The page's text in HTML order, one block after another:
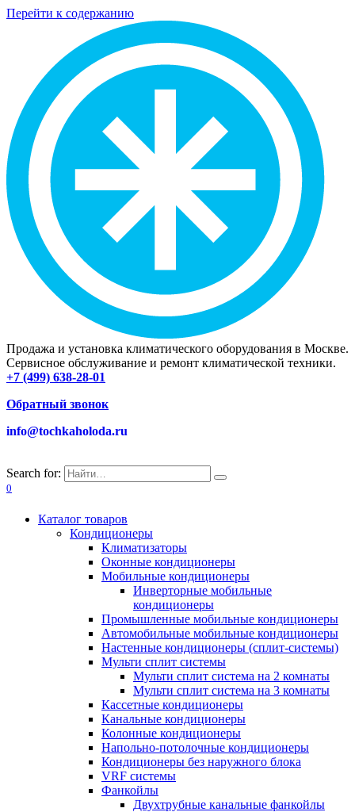
Перейти к содержанию
Продажа и установка климатического оборудования в Москве.
Сервисное обслуживание и ремонт климатической техники.
+7 (499) 638-28-01
Обратный звонок
info@tochkaholoda.ru
Search for:
0
Каталог товаров
Кондиционеры
Климатизаторы
Оконные кондиционеры
Мобильные кондиционеры
Инверторные мобильные
кондиционеры
Промышленные мобильные кондиционеры
Автомобильные мобильные кондиционеры
Настенные кондиционеры (сплит-системы)
Мульти сплит системы
Мульти сплит система на 2 комнаты
Мульти сплит система на 3 комнаты
Кассетные кондиционеры
Канальные кондиционеры
Колонные кондиционеры
Напольно-потолочные кондиционеры
Кондиционеры без наружного блока
VRF системы
Фанкойлы
Двухтрубные канальные фанкойлы